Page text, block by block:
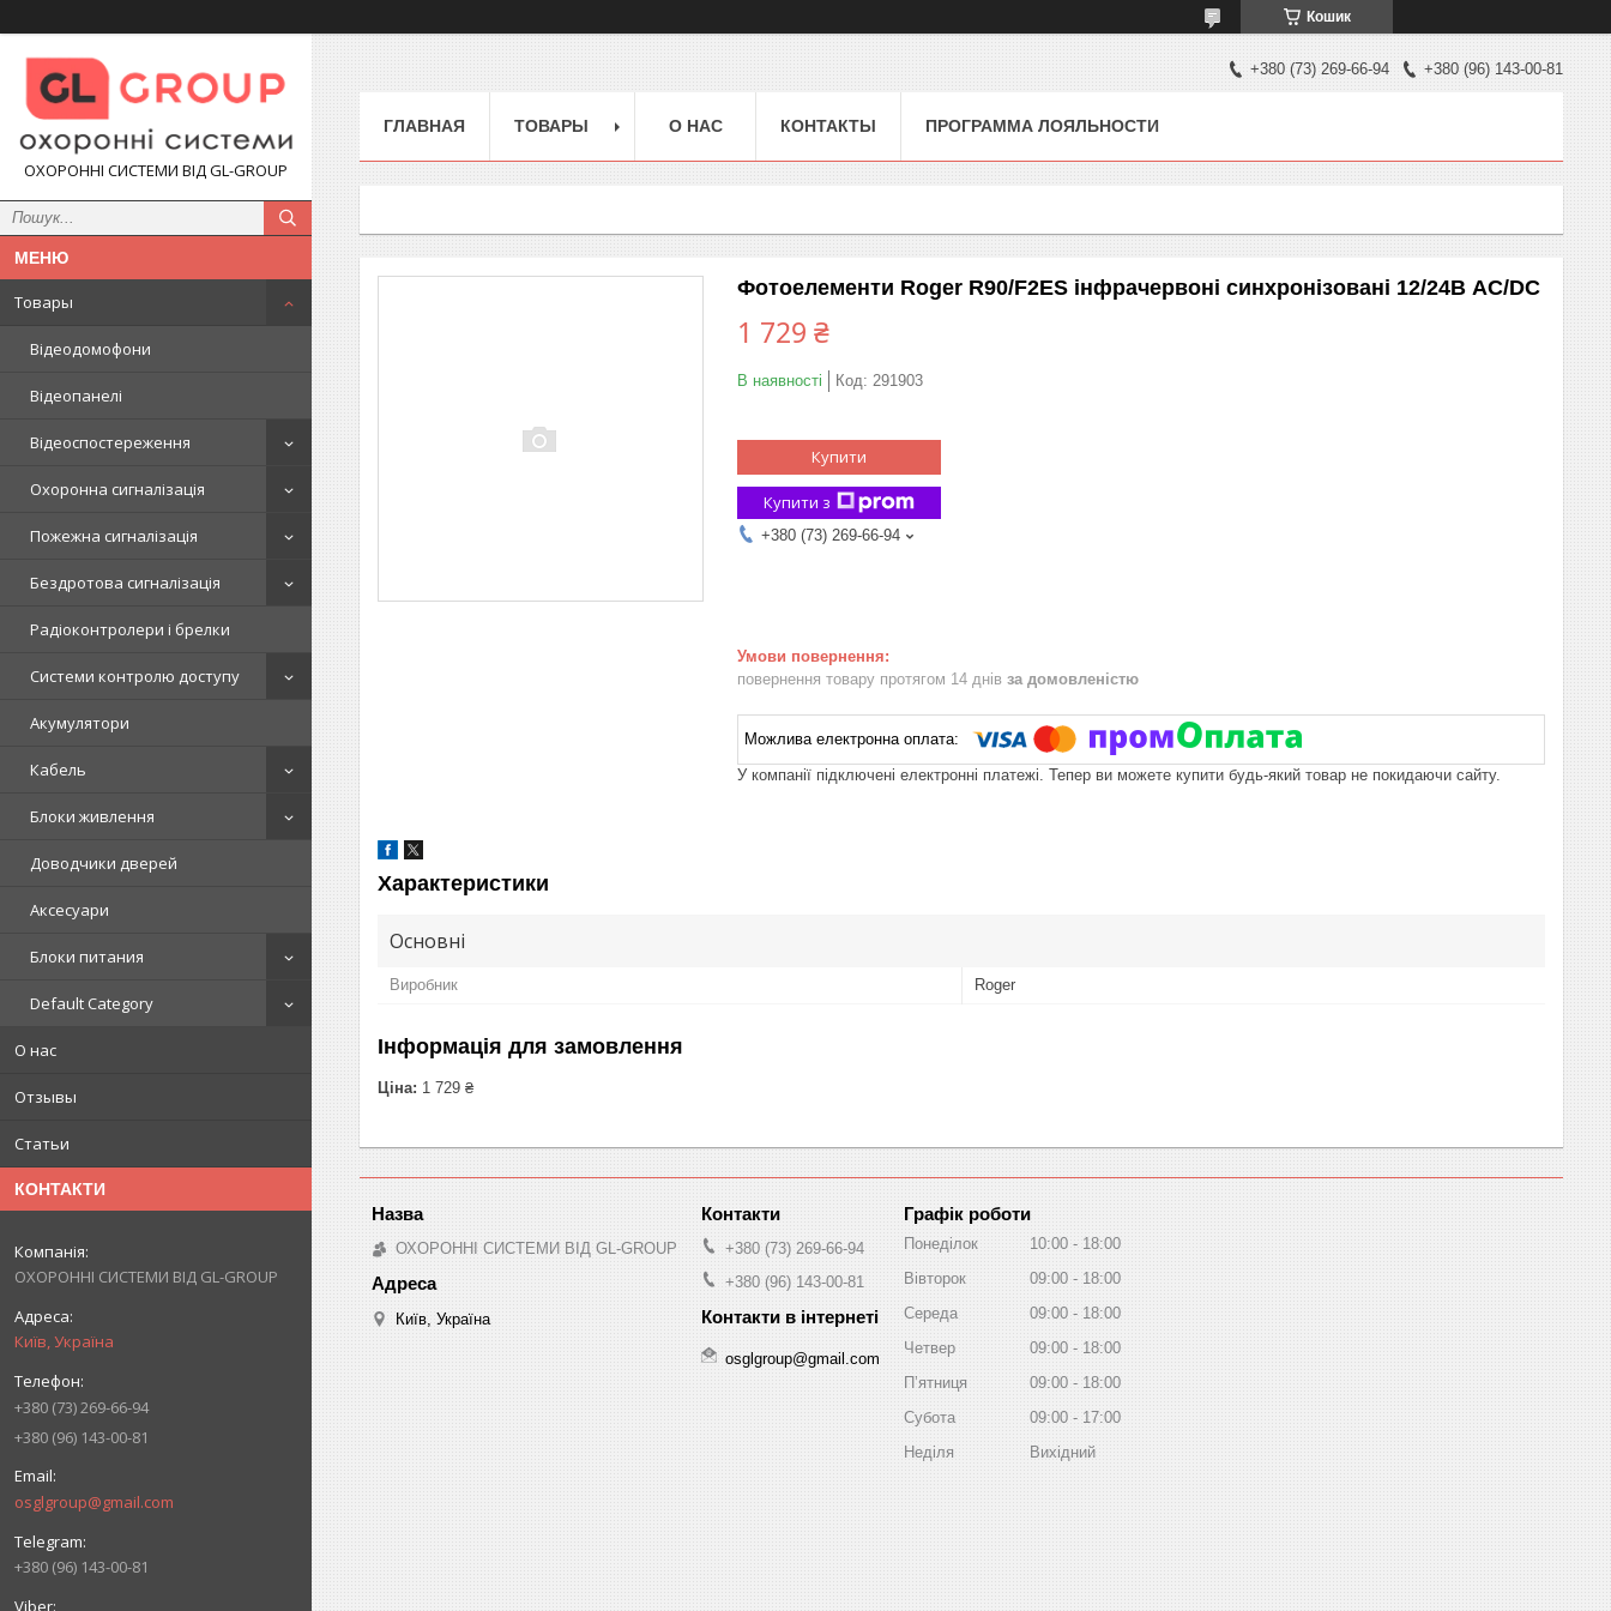
Кошик
ОХОРОННІ СИСТЕМИ ВІД GL-GROUP
Товары
Відеодомофони
Відеопанелі
Відеоспостереження
Охоронна сигналізація
Пожежна сигналізація
Бездротова сигналізація
Радіоконтролери і брелки
Системи контролю доступу
Акумулятори
Кабель
Блоки живлення
Доводчики дверей
Аксесуари
Блоки питания
Default Category
О нас
Отзывы
Статьи
КОНТАКТИ
ОХОРОННІ СИСТЕМИ ВІД GL-GROUP
Київ, Україна
+380 (73) 269-66-94
+380 (96) 143-00-81
osglgroup@gmail.com
+380 (96) 143-00-81
+380 (73) 269-66-94 +380 (96) 143-00-81
ГЛАВНАЯ ТОВАРЫ О НАС КОНТАКТЫ ПРОГРАММА ЛОЯЛЬНОСТИ
Фотоелементи Roger R90/F2ES інфрачервоні синхронізовані 12/24В AC/DC
1 729 ₴
В наявності Код: 291903
Купити
Купити з
+380 (73) 269-66-94
повернення товару протягом 14 днів за домовленістю
У компанії підключені електронні платежі. Тепер ви можете купити будь-який товар не покидаючи сайту.
Характеристики
Основні
Виробник Roger
Інформація для замовлення
Ціна: 1 729 ₴
ОХОРОННІ СИСТЕМИ ВІД GL-GROUP
Київ, Україна
+380 (73) 269-66-94
+380 (96) 143-00-81
osglgroup@gmail.com
Графік роботи
Понеділок 10:00
18:00
Вівторок
09:00
18:00
Середа
09:00
18:00
Четвер
09:00
18:00
Пʼятниця
09:00
18:00
Субота
09:00
17:00
Неділя
Вихідний